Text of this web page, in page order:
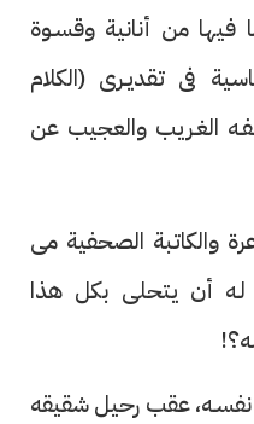
فيها من أنانية وقسـوة
فى تقديـرى (الكلام
الغـريب والعجيب عن
والكاتبة الصحفية مى
لـه أن يتحلى بكل هذا
نفسـه، عقب رحيل شقيقه